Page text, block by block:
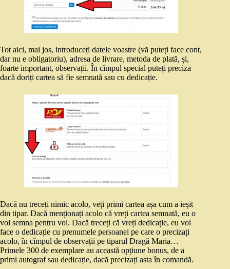
Tot aici, mai jos, introduceți datele voastre (vă puteți face cont,
dar nu e obligatoriu), adresa de livrare, metoda de plată, și,
foarte important, observații. În cîmpul special puteți preciza
dacă doriți cartea să fie semnată sau cu dedicație.
Dacă nu treceți nimic acolo, veți primi cartea așa cum a ieșit
din tipar. Dacă menționați acolo că vreți cartea semnată, eu o
voi semna pentru voi. Dacă treceți că vreți dedicație, eu voi
face o dedicație cu prenumele persoanei pe care o precizați
acolo, în cîmpul de observații pe tiparul Dragă Maria…
Primele 300 de exemplare au această opțiune bonus, de a
primi autograf sau dedicație, dacă precizați asta în comandă.